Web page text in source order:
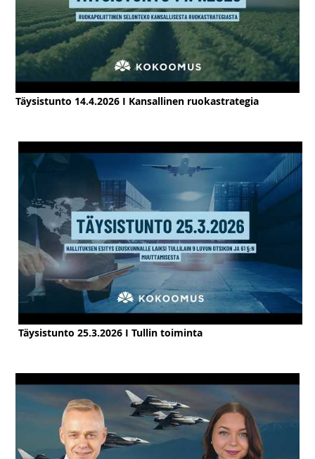
Täysistunto 14.4.2026 I Kansallinen ruokastrategia
Täysistunto 25.3.2026 I Tullin toiminta